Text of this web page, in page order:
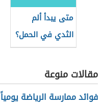
متى يبدأ ألم
الثدي في الحمل؟
مقالات منوعة
فوائد ممارسة الرياضة يومياً